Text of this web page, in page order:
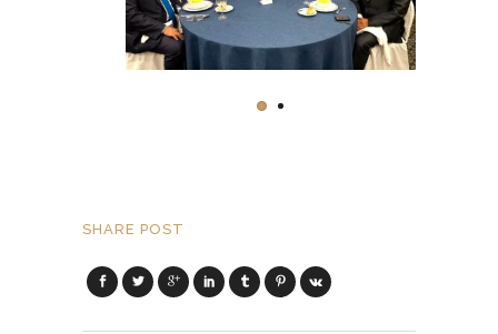
SHARE POST